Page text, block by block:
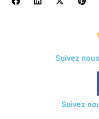
Suivez
Suivez